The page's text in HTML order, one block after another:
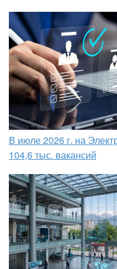
В июле 2026 г. на
104,6 тыс. вакансий